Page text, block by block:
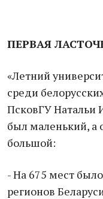
ПЕРВАЯ
«Летний
среди
ПсковГУ Натальи
был маленький, а
большой:
- На 675 мест
регионов